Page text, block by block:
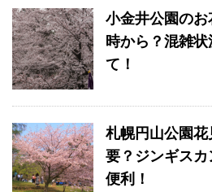
小金井公園の
時から？混雑
て！
札幌円山公園
要？ジンギス
便利！